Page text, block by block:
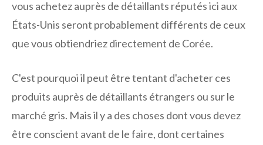
vous achetez auprès de détaillants réputés ici aux
États-Unis seront probablement différents de ceux
que vous obtiendriez directement de Corée.
C'est pourquoi il peut être tentant d'acheter ces
produits auprès de détaillants étrangers ou sur le
marché gris. Mais il y a des choses dont vous devez
être conscient avant de le faire, dont certaines